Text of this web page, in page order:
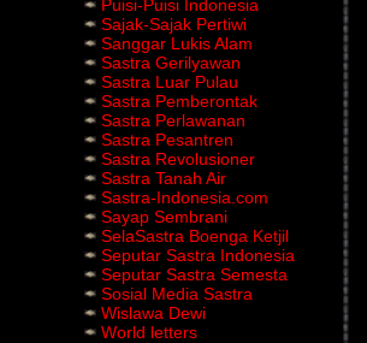
Puisi-Puisi Indonesia
Sajak-Sajak Pertiwi
Sanggar Lukis Alam
Sastra Gerilyawan
Sastra Luar Pulau
Sastra Pemberontak
Sastra Perlawanan
Sastra Pesantren
Sastra Revolusioner
Sastra Tanah Air
Sastra-Indonesia.com
Sayap Sembrani
SelaSastra Boenga Ketjil
Seputar Sastra Indonesia
Seputar Sastra Semesta
Sosial Media Sastra
Wislawa Dewi
World letters